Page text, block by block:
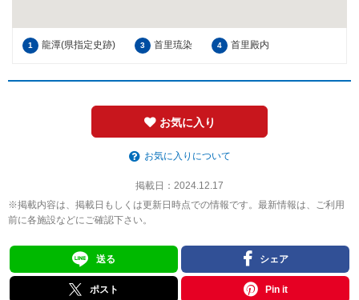
1 龍潭(県指定史跡) 3 首里琉染 4 首里殿内
お気に入り
お気に入りについて
掲載日： 2024.12.17
※掲載内容は、掲載日もしくは更新日時点での情報です。最新情報は、ご利用
前に各施設などにご確認下さい。
送る シェア
ポスト Pin it